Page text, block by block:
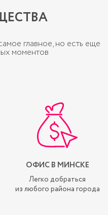
главное, но есть еще
моментов
ОФИС В МИНСКЕ
Легко добраться
из любого района города